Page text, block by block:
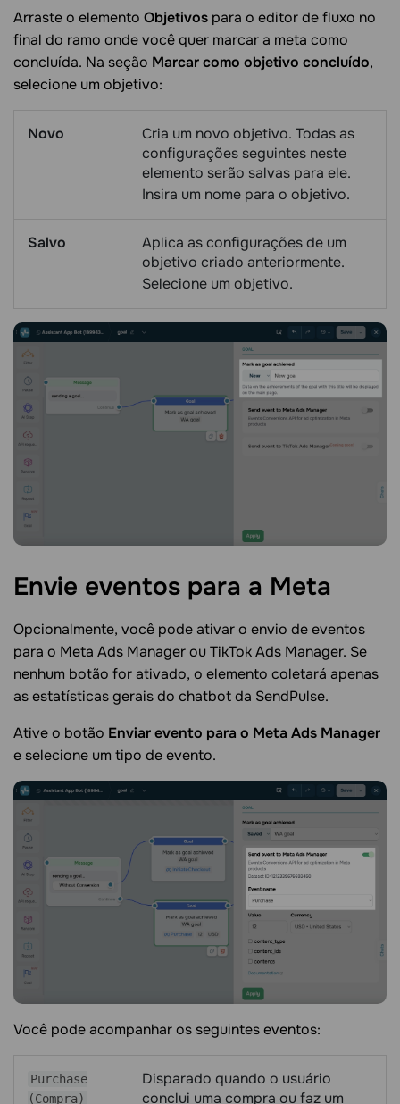
Arraste o elemento Objetivos para o editor de fluxo no
final do ramo onde você quer marcar a meta como
concluída. Na seção Marcar como objetivo concluído,
selecione um objetivo:
Novo
Cria um novo objetivo. Todas as
configurações seguintes neste
elemento serão salvas para ele.
Insira um nome para o objetivo.
Salvo
Aplica as configurações de um
objetivo criado anteriormente.
Selecione um objetivo.
Envie eventos para a Meta
Opcionalmente, você pode ativar o envio de eventos
para o Meta Ads Manager ou TikTok Ads Manager. Se
nenhum botão for ativado, o elemento coletará apenas
as estatísticas gerais do chatbot da SendPulse.
Ative o botão Enviar evento para o Meta Ads Manager
e selecione um tipo de evento.
Você pode acompanhar os seguintes eventos:
Purchase
(Compra)
Disparado quando o usuário
conclui uma compra ou faz um